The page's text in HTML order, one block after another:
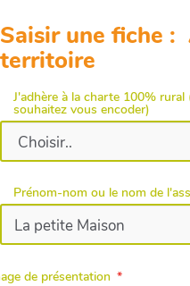
Saisir une fiche
territoire
J'adhère à la charte 100%
souhaitez vous encoder)
Prénom-nom ou le nom de
de présentation